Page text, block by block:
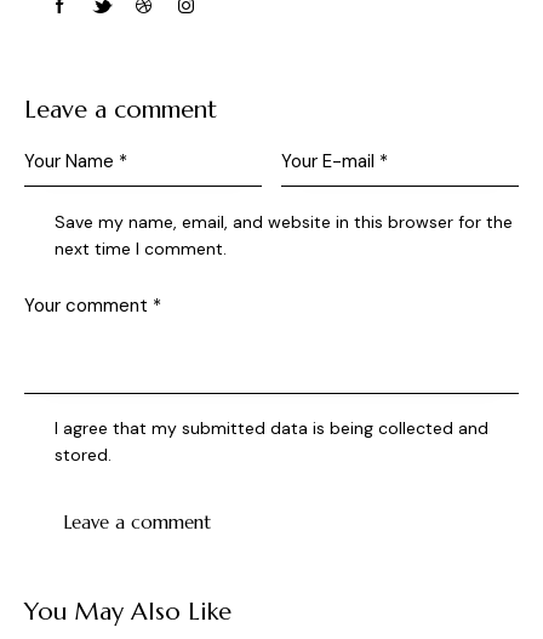
Leave a comment
Save my name, email, and website in this browser for the
next time I comment.
I agree that my submitted data is being collected and
stored.
You May Also Like